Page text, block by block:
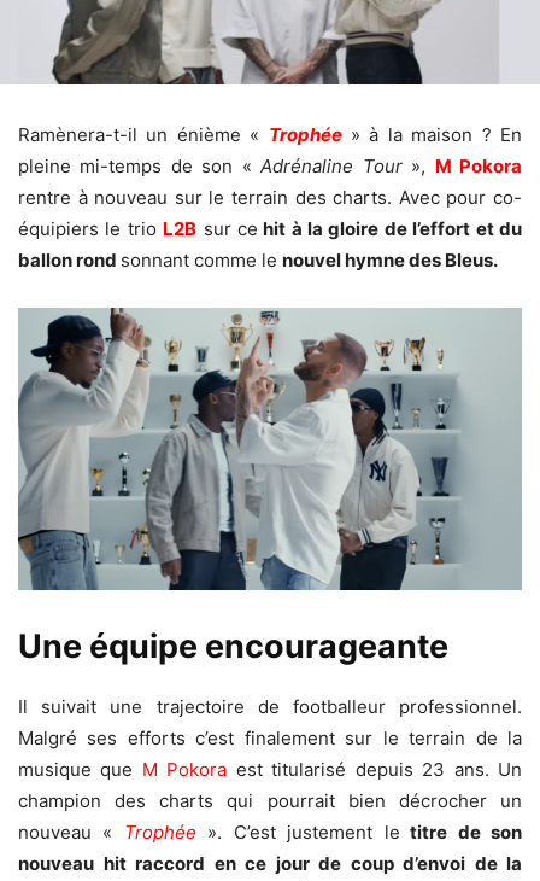
Ramènera-t-il un énième « Trophée» à la maison ? En
pleine mi-temps de son «Adrénaline Tour », M Pokora
rentre à nouveau sur le terrain des charts. Avec pour co-
équipiers le trio L2B sur ce hit à la gloire de l’effort et du
ballon rond sonnant comme le nouvel hymne des Bleus.
Une équipe encourageante
Il suivait une trajectoire de footballeur professionnel.
Malgré ses efforts c’est finalement sur le terrain de la
musique que M Pokora est titularisé depuis 23 ans. Un
champion des charts qui pourrait bien décrocher un
nouveau « Trophée ». C’est justement le titre de son
nouveau hit raccord en ce jour de coup d’envoi de la